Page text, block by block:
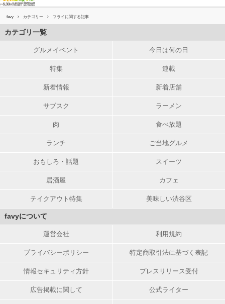
favy カテゴリー フライに関する記事
カテゴリ一覧
グルメイベント 今日は何の日
特集 連載
新着情報 新着店舗
サブスク ラーメン
肉 食べ放題
ランチ ご当地グルメ
おもしろ・話題 スイーツ
居酒屋 カフェ
テイクアウト特集 美味しい渋谷区
favyについて
運営会社 利用規約
プライバシーポリシー 特定商取引法に基づく表記
情報セキュリティ方針 プレスリリース受付
広告掲載に関して 公式ライター